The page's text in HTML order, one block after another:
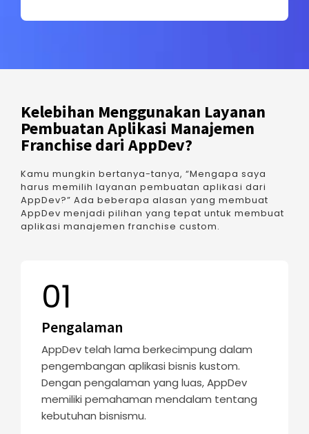
Kelebihan Menggunakan Layanan
Pembuatan Aplikasi Manajemen
Franchise dari AppDev?
Kamu mungkin bertanya-tanya, “Mengapa saya
harus memilih layanan pembuatan aplikasi dari
AppDev?” Ada beberapa alasan yang membuat
AppDev menjadi pilihan yang tepat untuk membuat
aplikasi manajemen franchise custom.
01
Pengalaman
AppDev telah lama berkecimpung dalam
pengembangan aplikasi bisnis kustom.
Dengan pengalaman yang luas, AppDev
memiliki pemahaman mendalam tentang
kebutuhan bisnismu.